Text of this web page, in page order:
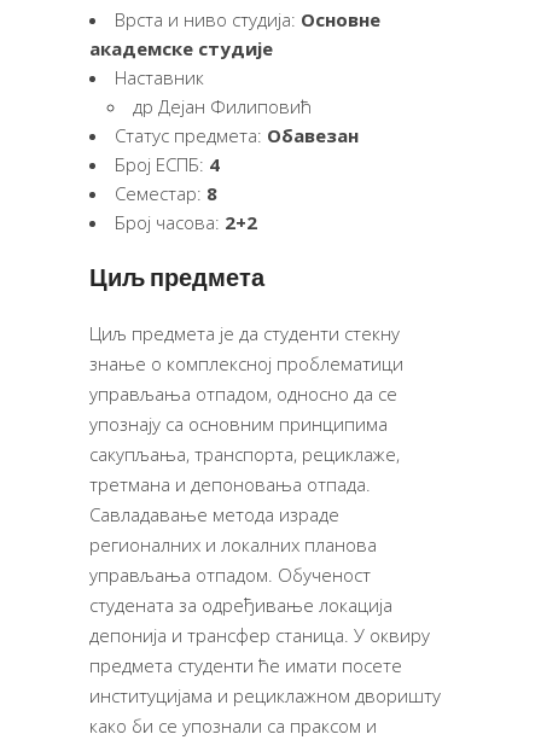
Врста и ниво студија: Основне
академске студије
Наставник
др Дејан Филиповић
Статус предмета: Обавезан
Број ЕСПБ: 4
Семестар: 8
Број часова: 2+2
Циљ предмета
Циљ предмета је да студенти стекну
знање о комплексној проблематици
управљања отпадом, односно да се
упознају са основним принципима
сакупљања, транспорта, рециклаже,
третмана и депоновања отпада.
Савладавање метода израде
регионалних и локалних планова
управљања отпадом. Обученост
студената за одређивање локација
депонија и трансфер станица. У оквиру
предмета студенти ће имати посете
институцијама и рециклажном дворишту
како би се упознали са праксом и